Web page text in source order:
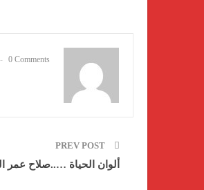
0 Comments
ألوان الحياة …..صلاح عمر